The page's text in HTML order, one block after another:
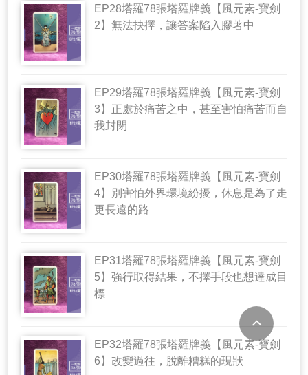
EP28塔羅78張塔羅牌義【風元素-寶劍
2】無法抉擇，讓答案陷入膠著中
EP29塔羅78張塔羅牌義【風元素-寶劍
3】正處於痛苦之中，甚至害怕痛苦而自
我封閉
EP30塔羅78張塔羅牌義【風元素-寶劍
4】別害怕外界環境紛擾，休息是為了走
更長遠的路
EP31塔羅78張塔羅牌義【風元素-寶劍
5】強行取得結果，不擇手段也想達成目
標
EP32塔羅78張塔羅牌義【風元素-寶劍
6】改變過往，脫離糟糕的現狀